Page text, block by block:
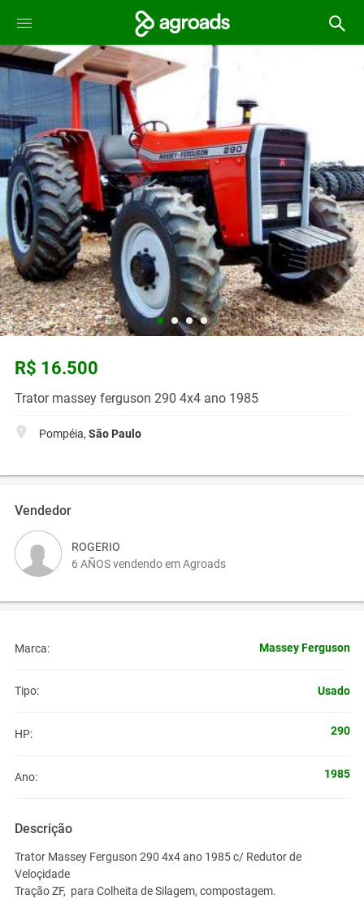
R$ 16.500
Trator massey ferguson 290 4x4 ano 1985
Pompéia, São Paulo
Vendedor
ROGERIO
6 AÑOS vendendo em Agroads
Marca: Massey Ferguson
Tipo: Usado
HP: 290
Ano: 1985
Descrição
Trator Massey Ferguson 290 4x4 ano 1985 c/ Redutor de
Veloçidade
Tração ZF, para Colheita de Silagem, compostagem.